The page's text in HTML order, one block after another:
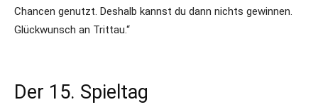
Chancen genutzt. Deshalb kannst du dann nichts gewinnen.
Glückwunsch an Trittau.“
Der 15. Spieltag